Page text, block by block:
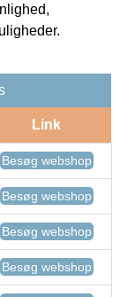
Link
Besøg webshop
Besøg webshop
Besøg webshop
Besøg webshop